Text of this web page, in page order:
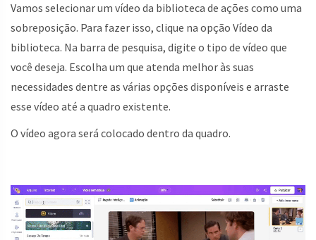
Vamos selecionar um vídeo da biblioteca de ações como uma
sobreposição. Para fazer isso, clique na opção Vídeo da
biblioteca. Na barra de pesquisa, digite o tipo de vídeo que
você deseja. Escolha um que atenda melhor às suas
necessidades dentre as várias opções disponíveis e arraste
esse vídeo até a quadro existente.
O vídeo agora será colocado dentro da quadro.